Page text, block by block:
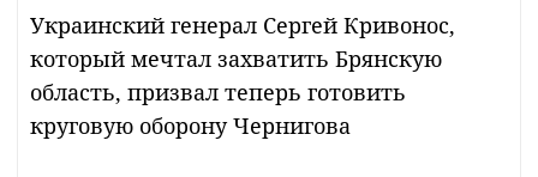
Украинский генерал Сергей Кривонос,
который мечтал захватить Брянскую
область, призвал теперь готовить
круговую оборону Чернигова